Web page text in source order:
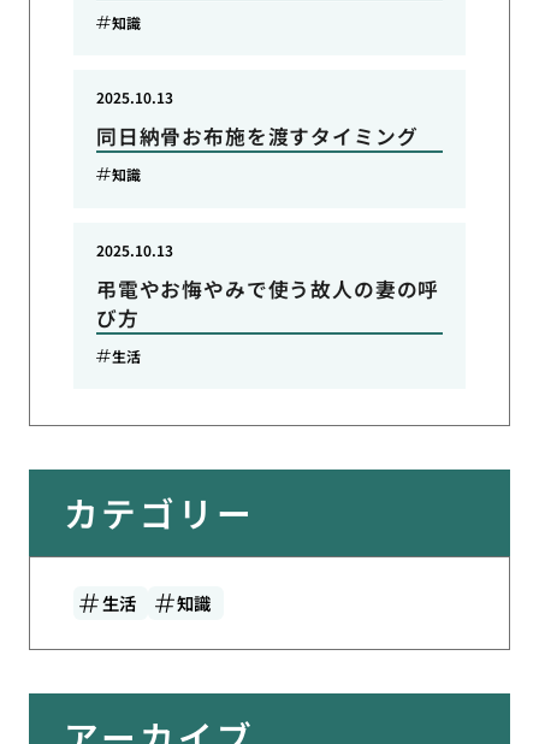
知識
同日納骨お布施を渡すタイミング
2025.10.13
知識
弔電やお悔やみで使う故人の妻の呼
び方
2025.10.13
生活
カテゴリー
生活 知識